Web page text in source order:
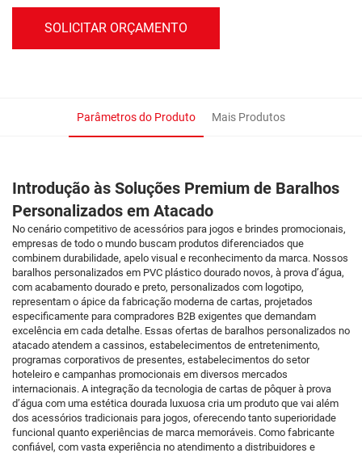
SOLICITAR ORÇAMENTO
Parâmetros do Produto Mais Produtos
Introdução às Soluções Premium de Baralhos
Personalizados em Atacado
No cenário competitivo de acessórios para jogos e brindes promocionais,
empresas de todo o mundo buscam produtos diferenciados que
combinem durabilidade, apelo visual e reconhecimento da marca. Nossos
baralhos personalizados em PVC plástico dourado novos, à prova d’água,
com acabamento dourado e preto, personalizados com logotipo,
representam o ápice da fabricação moderna de cartas, projetados
especificamente para compradores B2B exigentes que demandam
excelência em cada detalhe. Essas ofertas de baralhos personalizados no
atacado atendem a cassinos, estabelecimentos de entretenimento,
programas corporativos de presentes, estabelecimentos do setor
hoteleiro e campanhas promocionais em diversos mercados
internacionais. A integração da tecnologia de cartas de pôquer à prova
d’água com uma estética dourada luxuosa cria um produto que vai além
dos acessórios tradicionais para jogos, oferecendo tanto superioridade
funcional quanto experiências de marca memoráveis. Como fabricante
confiável, com vasta experiência no atendimento a distribuidores e